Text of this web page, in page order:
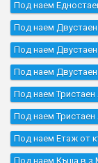
Под наем
Под наем
Под наем
Под наем
Под наем
Под наем
Под наем Етаж от
Под наем Къщa